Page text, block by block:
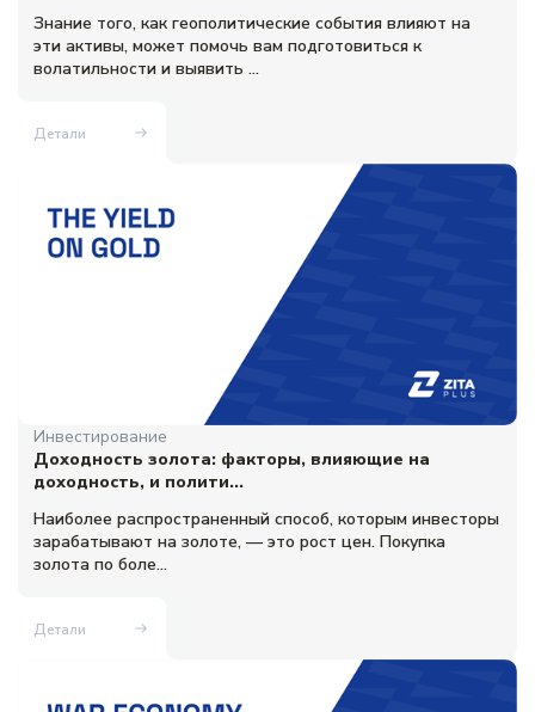
Знание того, как геополитические события влияют на
эти активы, может помочь вам подготовиться к
волатильности и выявить ...
Детали
Инвестирование
Доходность золота: факторы, влияющие на
доходность, и полити...
Наиболее распространенный способ, которым инвесторы
зарабатывают на золоте, — это рост цен. Покупка
золота по боле...
Детали